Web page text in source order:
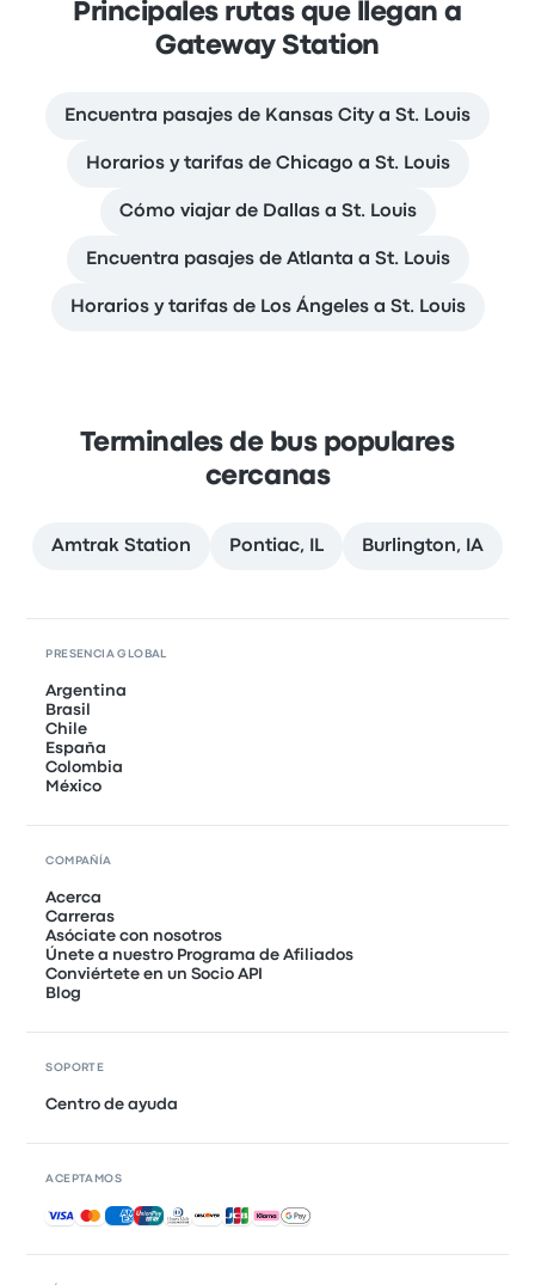
Principales rutas que llegan a
Gateway Station
Encuentra pasajes de Kansas City a St. Louis
Horarios y tarifas de Chicago a St. Louis
Cómo viajar de Dallas a St. Louis
Encuentra pasajes de Atlanta a St. Louis
Horarios y tarifas de Los Ángeles a St. Louis
Terminales de bus populares
cercanas
Amtrak Station Pontiac, IL Burlington, IA
PRESENCIA GLOBAL
Argentina
Brasil
Chile
España
Colombia
México
COMPAÑÍA
Acerca
Carreras
Asóciate con nosotros
Únete a nuestro Programa de Afiliados
Conviértete en un Socio API
Blog
SOPORTE
Centro de ayuda
ACEPTAMOS
Pagos aceptados